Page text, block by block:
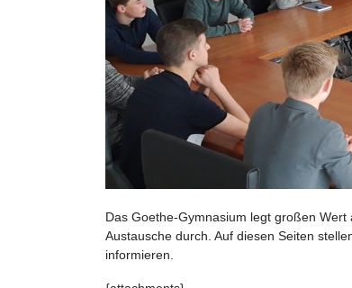
Das Goethe-Gymnasium legt großen
Austausche durch. Auf diesen Seiten
informieren.